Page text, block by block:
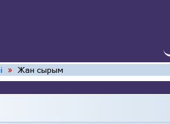
» Жан сырым